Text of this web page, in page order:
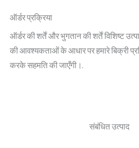
ऑर्डर प्रक्रिया
ऑर्डर की शर्तें और भुगतान की शर्तें विशिष्ट
की आवश्यकताओं के आधार पर हमारे बिक्री
करके सहमति की जाएँगी।.
संबंधित उत्पाद